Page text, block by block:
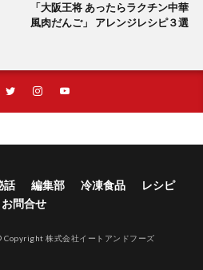
「大阪王将 あったらラクチン中華
風肉だんご」 アレンジレシピ３選
話 編集部 冷凍食品
レシピ
お問合せ
株式会社イートアンドフーズ